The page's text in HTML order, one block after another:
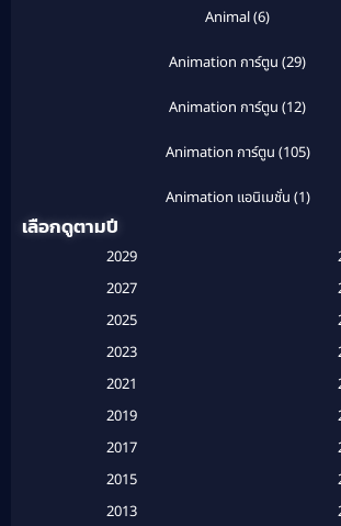
Animal(6)
Animation การ์ตูน (29)
Animation การ์ตูน (12)
Animation การ์ตูน (105)
Animation แอนิเมชั่น (1)
Based on a True Story สร้างจากเรื่องจ
Based on a True Story เรื่องจริง
เลือกดูตามปี
2029
2027
2025
2023
2021
2019
2017
2015
2013